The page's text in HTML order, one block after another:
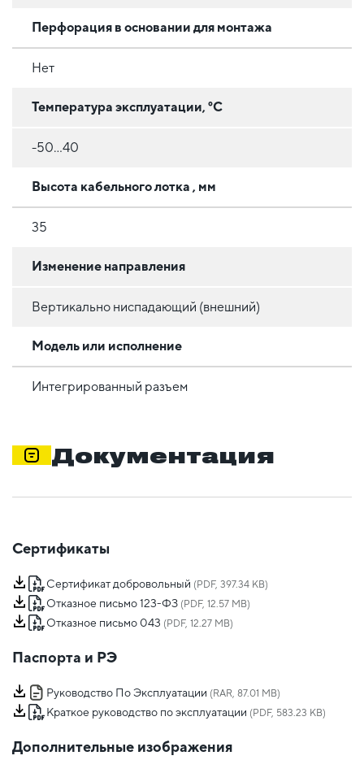
Перфорация в основании для монтажа
Нет
Температура эксплуатации, °C
-50...40
Высота кабельного лотка , мм
35
Изменение направления
Вертикально ниспадающий (внешний)
Модель или исполнение
Интегрированный разъем
Документация
Сертификаты
Сертификат добровольный (PDF, 397.34 KB)
Отказное письмо 123-ФЗ (PDF, 12.57 MB)
Отказное письмо 043 (PDF, 12.27 MB)
Паспорта и РЭ
Руководство По Эксплуатации (RAR, 87.01 MB)
Краткое руководство по эксплуатации (PDF, 583.23 KB)
Дополнительные изображения